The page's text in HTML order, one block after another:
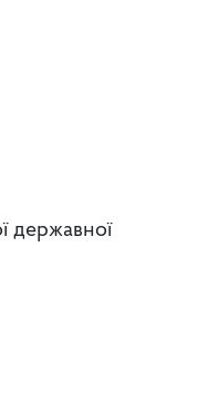
державної